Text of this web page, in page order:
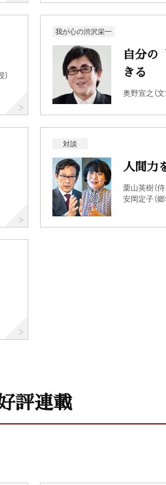
我が心の渋沢栄一
自分の
きる
奥野宣之（文
対談
人間力
栗山英樹（
安岡定子（
評連載